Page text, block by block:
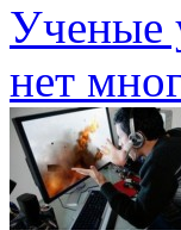
Ученые
нет